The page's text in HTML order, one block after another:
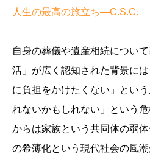
人生の最高の旅立ち―C.S.C.
自身の葬儀や遺産相続につい
活」が広く認知された背景に
に負担をかけたくない」とい
れないかもしれない」という
からは家族という共同体の弱
の希薄化という現代社会の風